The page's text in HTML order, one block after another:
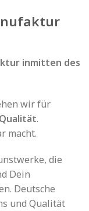
inmitten des
wir für
Qualität.
macht.
die
Dein
Deutsche
und Qualität